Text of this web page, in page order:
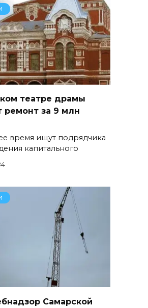
театре драмы
ремонт за 9 млн
время ищут подрядчика
капитального
Самарской